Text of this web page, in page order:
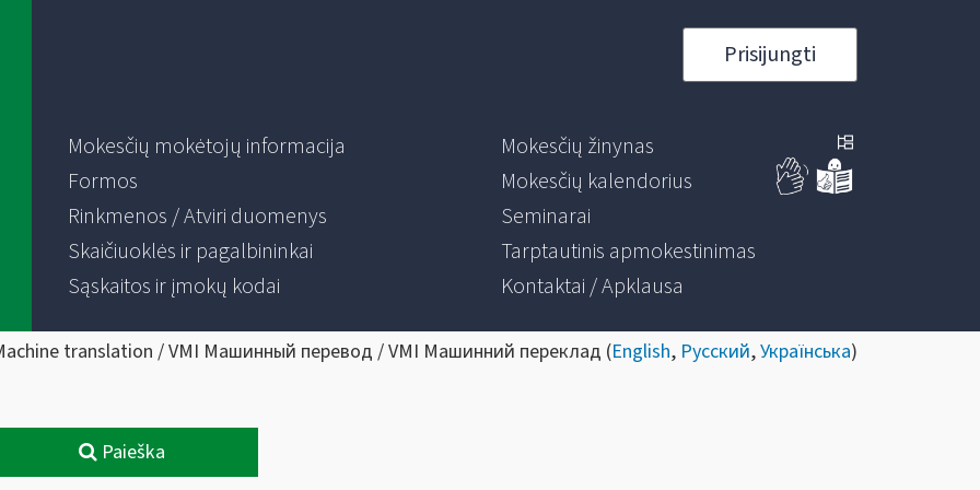
Prisijungti
Mokesčių mokėtojų informacija
Formos
Rinkmenos / Atviri duomenys
Skaičiuoklės ir pagalbininkai
Sąskaitos ir įmokų kodai
Mokesčių žinynas
Mokesčių kalendorius
Seminarai
Tarptautinis apmokestinimas
Kontaktai / Apklausa
translation / VMI Машинный перевод / VMI Машинний переклад (English, Русский,Українська)
Paieška